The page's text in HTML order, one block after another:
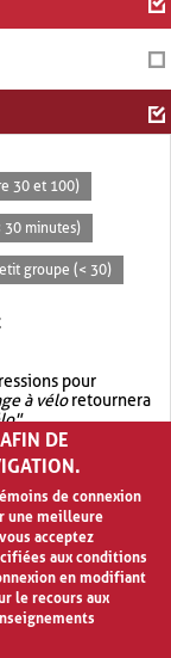
30 et 100)
30 minutes)
groupe (< 30)
pour
à véloretournera
.
OR.garage OR vélo
à vélo
DE
de connexion
une meilleure
acceptez
aux conditions
en modifiant
le recours aux